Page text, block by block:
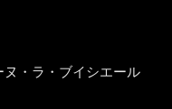
・ラ・ブイシエール